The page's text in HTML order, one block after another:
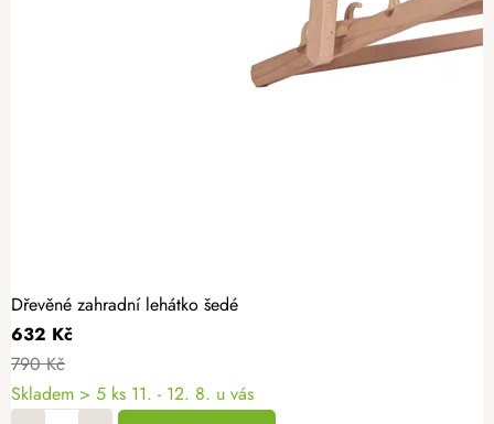
Dřevěné zahradní lehátko šedé
632 Kč
790 Kč
Skladem > 5 ks 11. - 12. 8. u vás